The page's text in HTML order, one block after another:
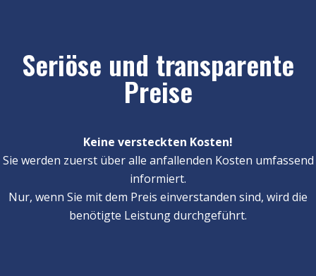
Seriöse und transparente
Preise
Keine versteckten Kosten!
Sie werden zuerst über alle anfallenden Kosten umfassend
informiert.
Nur, wenn Sie mit dem Preis einverstanden sind, wird die
benötigte Leistung durchgeführt.